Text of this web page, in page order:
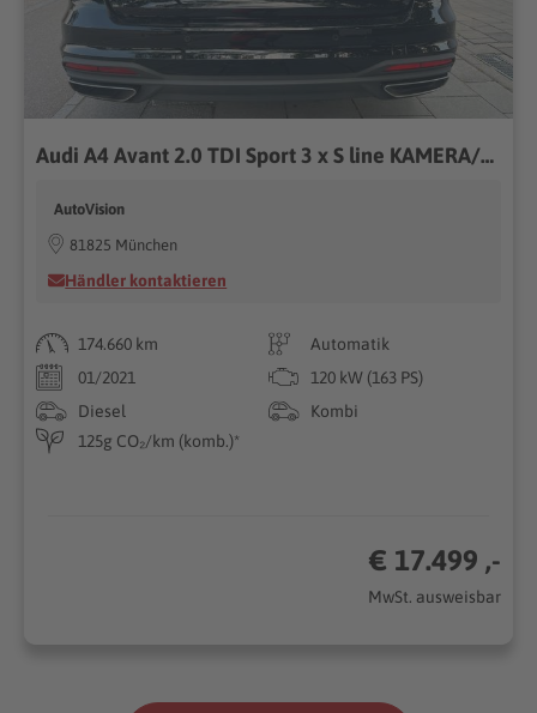
Audi A4 Avant 2.0 TDI Sport 3 x S line KAMERA/LED/DIG
AutoVision
81825 München
Händler kontaktieren
174.660 km
Automatik
01/2021
120 kW (163 PS)
Diesel
Kombi
125g CO₂/km (komb.)*
€ 17.499 ,-
MwSt. ausweisbar